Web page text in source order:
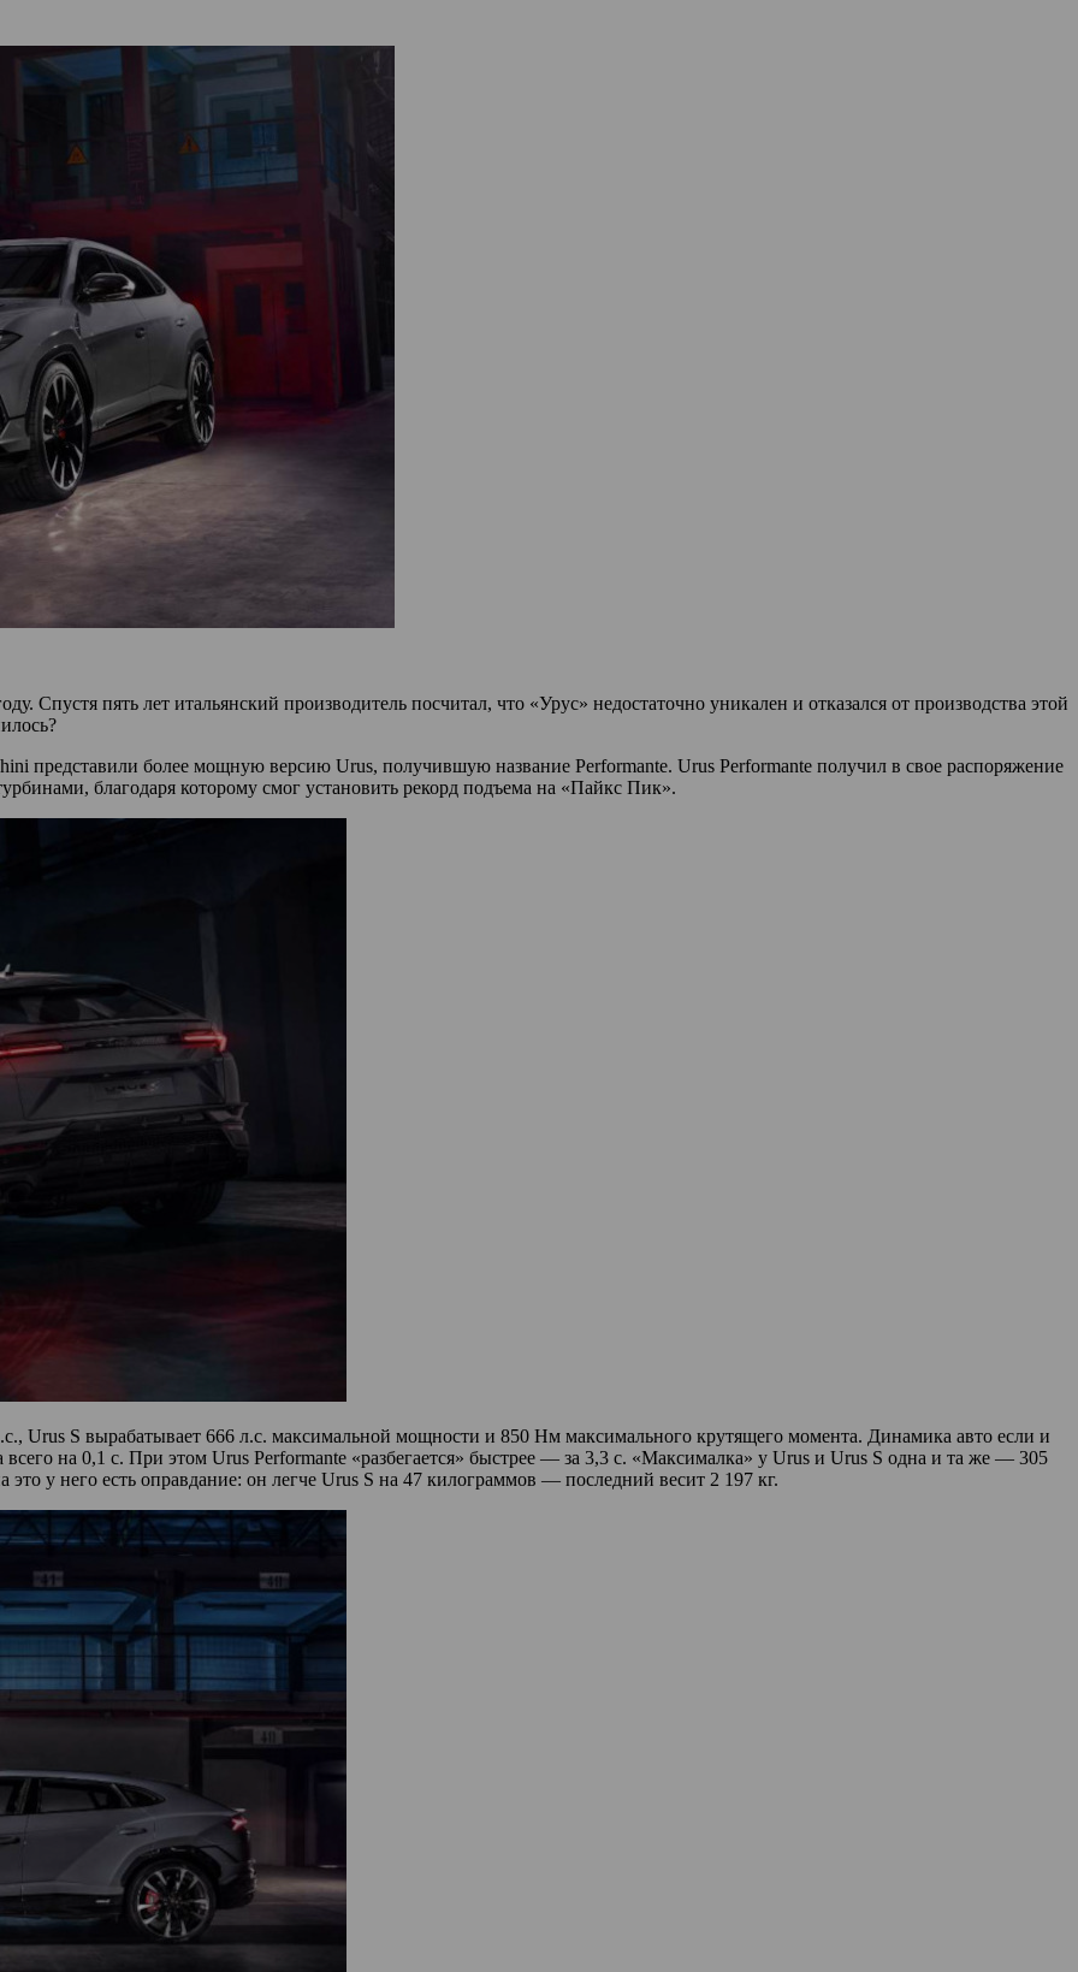
Спустя пять лет итальянский производитель посчитал, что «Урус» недостаточно уникален и отказался от производства этой
представили более мощную версию Urus, получившую название Performante. Urus Performante получил в свое распоряжение
благодаря которому смог установить рекорд подъема на «Пайкс Пик».
Urus S вырабатывает 666 л.с. максимальной мощности и 850 Нм максимального крутящего момента. Динамика авто если и
на 0,1 с. При этом Urus Performante «разбегается» быстрее — за 3,3 с. «Максималка» у Urus и Urus S одна и та же — 305
у него есть оправдание: он легче Urus S на 47 килограммов — последний весит 2 197 кг.